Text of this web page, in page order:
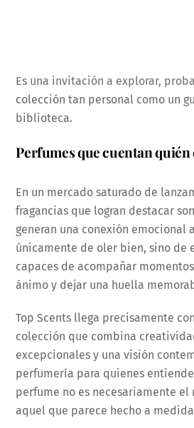
Es una invitación a explorar,
colección tan personal como un
biblioteca.
Perfumes que cuentan quién
En un mercado saturado de
fragancias que logran destacar
generan una conexión emocional
únicamente de oler bien, sino de
capaces de acompañar
ánimo y dejar una huella
Top Scents llega precisamente
colección que combina
excepcionales y una visión
perfumería para quienes
perfume no es necesariamente el
aquel que parece hecho a